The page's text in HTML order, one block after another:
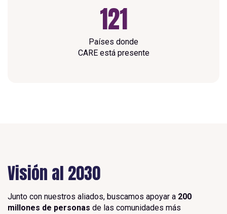
121
Países donde
CARE está presente
Visión al 2030
Junto con nuestros aliados, buscamos apoyar a 200
millones de personas de las comunidades más